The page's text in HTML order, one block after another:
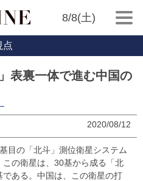
8/8(土)
点
表裏一体で進む中国の
2020/08/12
目の「北斗」測位衛星システム
の衛星は、30基から成る「北
ある。中国は、この衛星の打